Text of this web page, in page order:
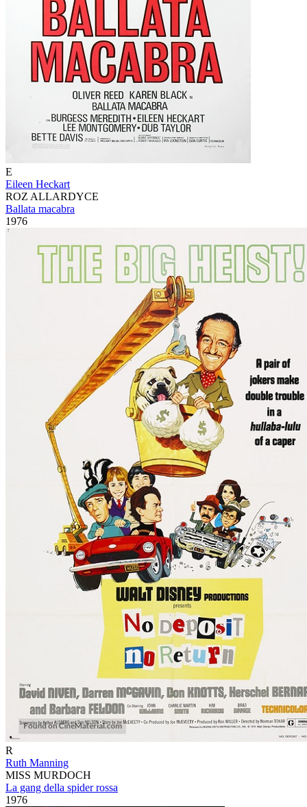
E
Eileen Heckart
ROZ ALLARDYCE
Ballata macabra
1976
R
Ruth Manning
MISS MURDOCH
La gang della spider rossa
1976